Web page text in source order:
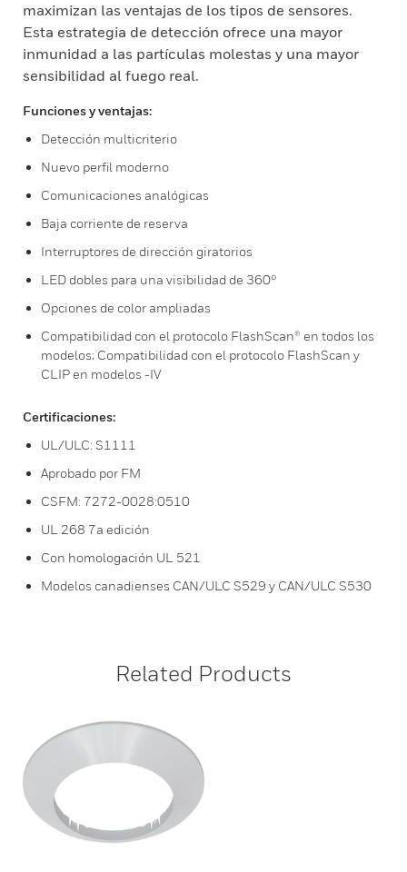
maximizan las ventajas de los tipos de sensores.
Esta estrategia de detección ofrece una mayor
inmunidad a las partículas molestas y una mayor
sensibilidad al fuego real.
Funciones y ventajas:
Detección multicriterio
Nuevo perfil moderno
Comunicaciones analógicas
Baja corriente de reserva
Interruptores de dirección giratorios
LED dobles para una visibilidad de 360°
Opciones de color ampliadas
Compatibilidad con el protocolo FlashScan® en todos los
modelos; Compatibilidad con el protocolo FlashScan y
CLIP en modelos -IV
Certificaciones:
UL/ULC: S1111
Aprobado por FM
CSFM: 7272-0028:0510
UL 268 7a edición
Con homologación UL 521
Modelos canadienses CAN/ULC S529 y CAN/ULC S530
Related Products